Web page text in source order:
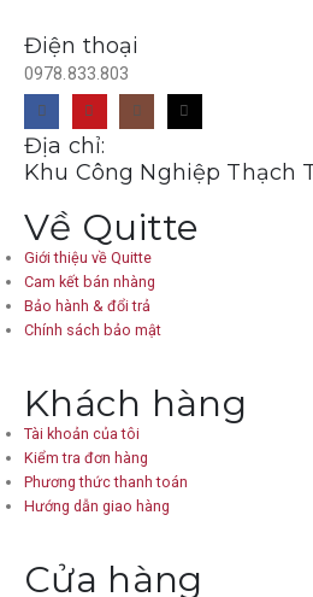
Điện thoại
0978.833.803
Địa chỉ:
Khu Công Nghiệp Thạch
Về Quitte
Giới thiệu về Quitte
Cam kết bán nhàng
Bảo hành & đổi trả
Chính sách bảo mật
Khách hàng
Tài khoản của tôi
Kiểm tra đơn hàng
Phương thức thanh toán
Hướng dẫn giao hàng
Cửa hàng